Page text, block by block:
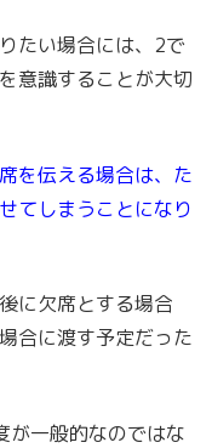
たい場合には、2で
意識することが大切
を伝える場合は、た
てしまうことになり
に欠席とする場合
合に渡す予定だった
が一般的なのではな